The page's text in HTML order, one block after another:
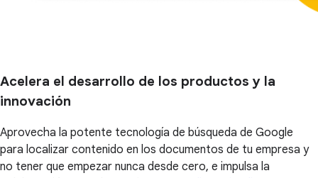
Acelera el desarrollo de los productos y la
innovación
Aprovecha la potente tecnología de búsqueda de Google
para localizar contenido en los documentos de tu empresa y
no tener que empezar nunca desde cero, e impulsa la